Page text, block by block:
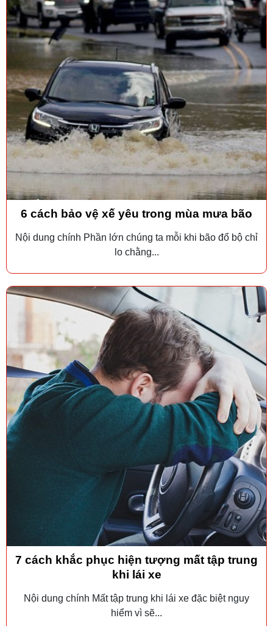
6 cách bảo vệ xế yêu trong mùa mưa bão
Nội dung chính Phần lớn chúng ta mỗi khi bão đổ bộ chỉ
lo chằng...
7 cách khắc phục hiện tượng mất tập trung
khi lái xe
Nội dung chính Mất tập trung khi lái xe đặc biệt nguy
hiểm vì sẽ...